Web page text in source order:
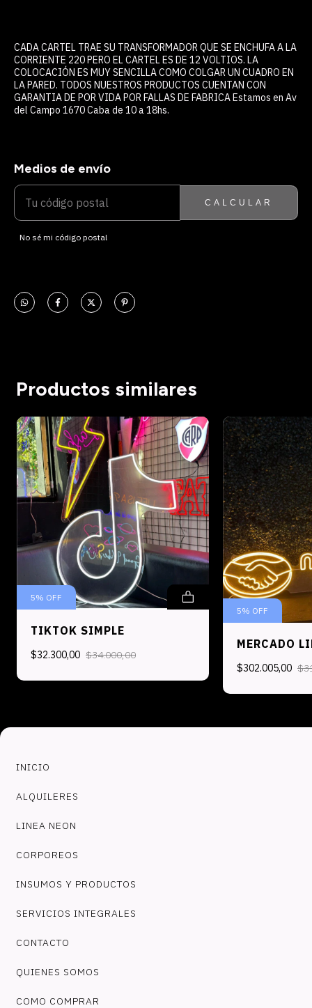
CADA CARTEL TRAE SU TRANSFORMADOR QUE SE ENCHUFA A LA
CORRIENTE 220 PERO EL CARTEL ES DE 12 VOLTIOS. LA
COLOCACIÓN ES MUY SENCILLA COMO COLGAR UN CUADRO EN
LA PARED. TODOS NUESTROS PRODUCTOS CUENTAN CON
GARANTIA DE POR VIDA POR FALLAS DE FABRICA Estamos en Av
del Campo 1670 Caba de 10 a 18hs.
ENTREGAS PARA EL CP:
Medios de envío
CALCULAR
No sé mi código postal
Productos similares
5% OFF
TIKTOK SIMPLE
$32.300,00 $34.000,00
5% OFF
MERCADO
$302.005,00
INICIO
ALQUILERES
LINEA NEON
CORPOREOS
INSUMOS Y PRODUCTOS
SERVICIOS INTEGRALES
CONTACTO
QUIENES SOMOS
COMO COMPRAR